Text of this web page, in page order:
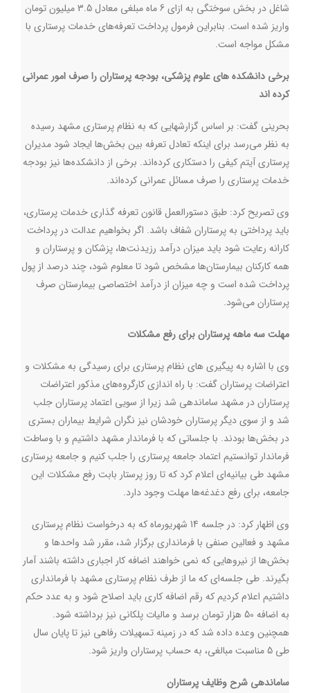
شاغل در بخش سوختگی به ازای 6 ماه مبلغی معادل 3.5 میلیون تومان
واریز شده است. بنابراین فرمول پرداخت تعرفه‌های خدمات پرستاری با
مشکل مواجه است.
برخی دانشکده های علوم پزشکی، بودجه پرستاران را صرف امور عمرانی
کرده اند
بحرینی گفت: بر اساس گزارشهایی که به نظام پرستاری مشهد رسیده
به نظر می‌رسد برای اینکه تعادل تعرفه بین بخش‌ها ایجاد شود مدیران
پرستاری آیتم کیفی را دستکاری کرده‌اند. برخی از دانشکده‌ها نیز بودجه
خدمات پرستاری را صرف مسائل عمرانی کرده‌اند.
وی تصریح کرد: طبق دستورالعمل قانون تعرفه گذاری خدمات پرستاری،
باید پرداختی به پرستاران شفاف باشد. اگر بخواهیم عدالت در پرداخت
کارانه رعایت شود باید میزان درآمد رزیدنت‌ها، پزشکان و پرستاران و
همه کارکنان بیمارستان‌ها مشخص شود تا معلوم شود، چند درصد از پول
پرداخت شده است و چه میزان از درآمد اختصاصی بیمارستان صرف
پرستاران می‌شود.
مهلت سه ماهه پرستاران برای رفع مشکلات
وی با اشاره به پیگیری های نظام پرستاری برای رسیدگی به مشکلات و
اعتراضات پرستاران گفت: با راه اندازی کارگروه‌های مذکور اعتراضات
پرستاران در مشهد ساماندهی شد زیرا از سویی اعتماد پرستاران جلب
شد و از سوی دیگر پرستاران خودشان نیز نگران شرایط بیماران بستری
در بخش‌ها بودند. با جلساتی که با فرماندار مشهد داشتیم و با وساطت
فرماندار توانستیم اعتماد جامعه پرستاری را جلب کنیم و جامعه پرستاری
مشهد طی بیانیه‌ای اعلام کرد که تا روز پرستار بابت رفع مشکلات این
جامعه، برای رفع دغدغه‌ها مهلت وجود دارد.
وی اظهار کرد: در جلسه 14 شهریورماه که به درخواست نظام پرستاری
مشهد و فعالین صنفی با فرمانداری برگزار شد، مقرر شد واحدها و
بخش‌ها از نیروهایی که نمی خواهند اضافه کار اجباری داشته باشند آمار
بگیرند. طی جلسه‌ای که ما از طرف نظام پرستاری مشهد با فرمانداری
داشتیم اعلام کردیم که رقم اضافه کاری باید اصلاح شود و به عدد حکم
به اضافه 50 هزار تومان برسد و مالیات پلکانی نیز برداشته شود.
همچنین وعده داده شد که در زمینه تسهیلات رفاهی نیز تا پایان سال
طی 5 مناسبت مبالغی، به حساب پرستاران واریز شود
.
ساماندهی شرح وظایف پرستاران